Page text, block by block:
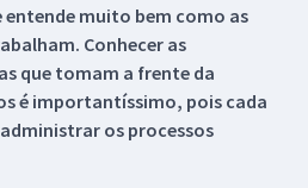
entende muito bem como as
Conhecer as
que tomam a frente da
é importantíssimo, pois cada
os processos